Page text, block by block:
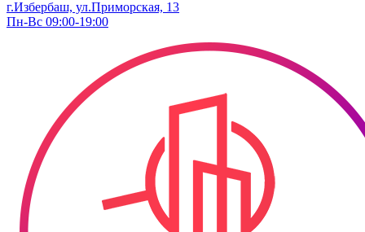
г.Избербаш, ул.Приморская, 13
Пн-Вс 09:00-19:00